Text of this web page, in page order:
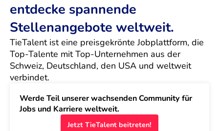
entdecke spannende
Stellenangebote weltweit.
TieTalent ist eine preisgekrönte Jobplattform, die
Top-Talente mit Top-Unternehmen aus der
Schweiz, Deutschland, den USA und weltweit
verbindet.
Werde Teil unserer wachsenden Community für
Jobs und Karriere weltweit.
Jetzt TieTalent beitreten!